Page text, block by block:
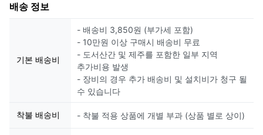
배송 정보
기본 배송비
- 배송비 3,850원 (부가세 포함)
- 10만원 이상 구매시 배송비 무료
- 도서산간 및 제주를 포함한 일부 지역
추가비용 발생
- 장비의 경우 추가 배송비 및 설치비가 청구 될
수 있습니다
착불 배송비 - 착불 적용 상품에 개별 부과 (상품 별로 상이)